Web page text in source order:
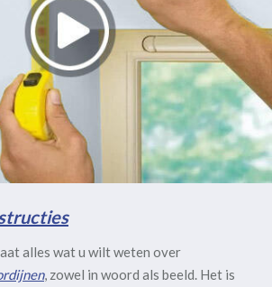
alles wat u wilt weten over
, zowel in woord als beeld. Het is